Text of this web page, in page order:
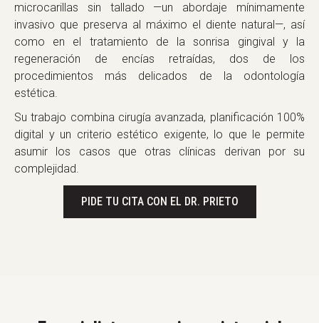
microcarillas sin tallado —un abordaje mínimamente
invasivo que preserva al máximo el diente natural—, así
como en el tratamiento de la sonrisa gingival y la
regeneración de encías retraídas, dos de los
procedimientos más delicados de la odontología
estética.
Su trabajo combina cirugía avanzada, planificación 100%
digital y un criterio estético exigente, lo que le permite
asumir los casos que otras clínicas derivan por su
complejidad.
PIDE TU CITA CON EL DR. PRIETO